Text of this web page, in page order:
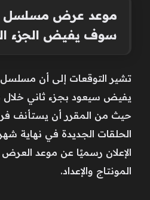
موعد عرض مسلسل
سوف يفيض الجزء
تشير التوقعات إلى أن
يفيض سيعود بجزء ثاني خلال
حيث من المقرر أن يستأنف
الحلقات الجديدة في نهاية
الإعلان رسميًا عن موعد العرض
المونتاج والإعداد.